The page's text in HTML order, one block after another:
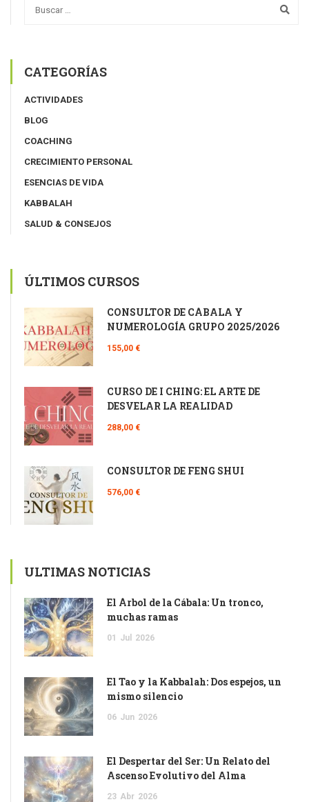
CATEGORÍAS
ACTIVIDADES
BLOG
COACHING
CRECIMIENTO PERSONAL
ESENCIAS DE VIDA
KABBALAH
SALUD & CONSEJOS
ÚLTIMOS CURSOS
CONSULTOR DE CÁBALA Y
NUMEROLOGÍA GRUPO 2025/2026
155,00 €
CURSO DE I CHING: EL ARTE DE
DESVELAR LA REALIDAD
288,00 €
CONSULTOR DE FENG SHUI
576,00 €
ULTIMAS NOTICIAS
El Árbol de la Cábala: Un tronco,
muchas ramas
01 Jul 2026
El Tao y la Kabbalah: Dos espejos, un
mismo silencio
06 Jun 2026
El Despertar del Ser: Un Relato del
Ascenso Evolutivo del Alma
23 Abr 2026